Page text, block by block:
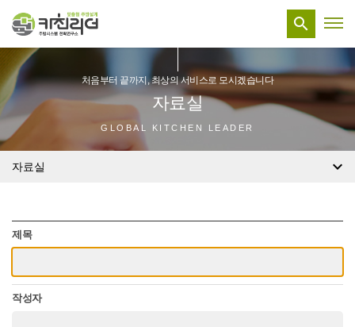

처음부터 끝까지, 최상의 서비스로 모시겠습니다
자료실
GLOBAL KITCHEN LEADER
자료실 
제목
작성자